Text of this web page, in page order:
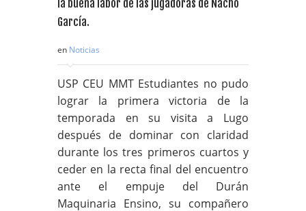
la buena labor de las jugadoras de Nacho
García.
en Noticias
USP CEU MMT Estudiantes no pudo
lograr la primera victoria de la
temporada en su visita a Lugo
después de dominar con claridad
durante los tres primeros cuartos y
ceder en la recta final del encuentro
ante el empuje del Durán
Maquinaria Ensino, su compañero